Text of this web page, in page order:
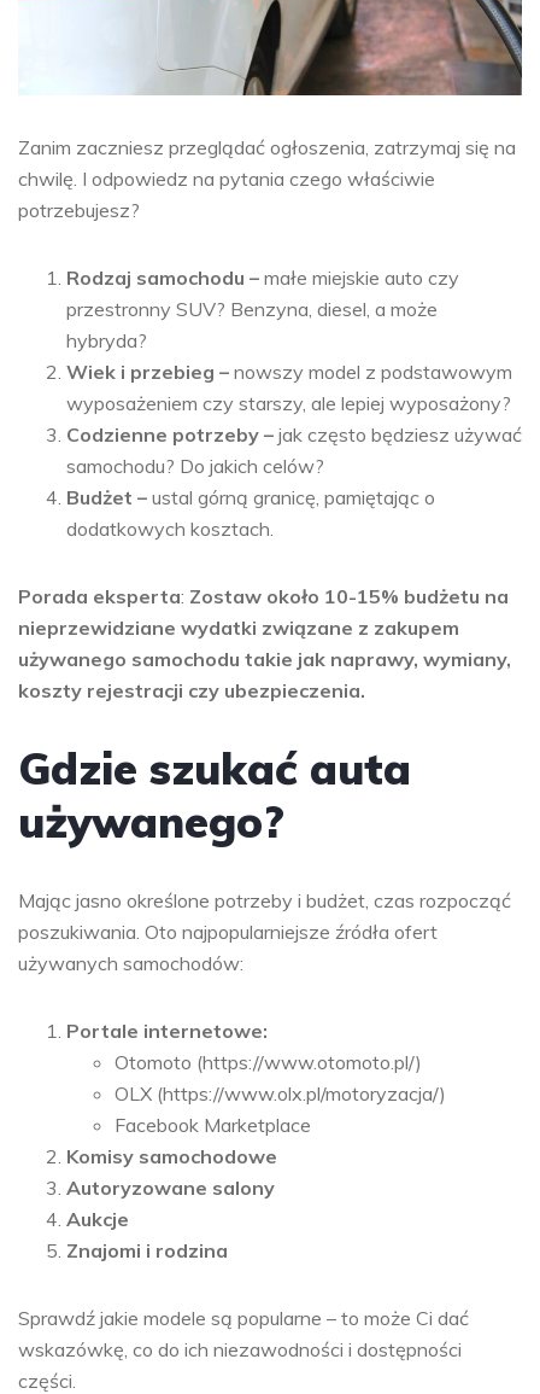
Zanim zaczniesz przeglądać ogłoszenia, zatrzymaj się na
chwilę. I odpowiedz na pytania czego właściwie
potrzebujesz?
Rodzaj samochodu – małe miejskie auto czy
przestronny SUV? Benzyna, diesel, a może
hybryda?
Wiek i przebieg – nowszy model z podstawowym
wyposażeniem czy starszy, ale lepiej wyposażony?
Codzienne potrzeby – jak często będziesz używać
samochodu? Do jakich celów?
Budżet – ustal górną granicę, pamiętając o
dodatkowych kosztach.
Porada eksperta: Zostaw około 10-15% budżetu na
nieprzewidziane wydatki związane z zakupem
używanego samochodu takie jak naprawy, wymiany,
koszty rejestracji czy ubezpieczenia.
Gdzie szukać auta
używanego?
Mając jasno określone potrzeby i budżet, czas rozpocząć
poszukiwania. Oto najpopularniejsze źródła ofert
używanych samochodów:
Portale internetowe:
Otomoto (https://www.otomoto.pl/)
OLX (https://www.olx.pl/motoryzacja/)
Facebook Marketplace
Komisy samochodowe
Autoryzowane salony
Aukcje
Znajomi i rodzina
Sprawdź jakie modele są popularne – to może Ci dać
wskazówkę, co do ich niezawodności i dostępności
części.